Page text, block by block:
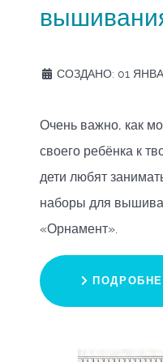
СОЗДАНО: 01
Очень важно, как
своего ребёнка к
дети любят
наборы для
«Орнамент».